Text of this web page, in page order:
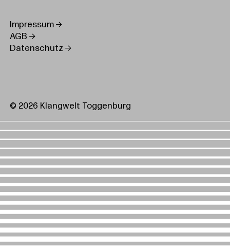
Impressum
AGB
Datenschutz
© 2026 Klangwelt Toggenburg